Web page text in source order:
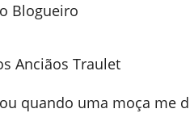
Blogueiro
Anciãos Traulet
quando uma moça me